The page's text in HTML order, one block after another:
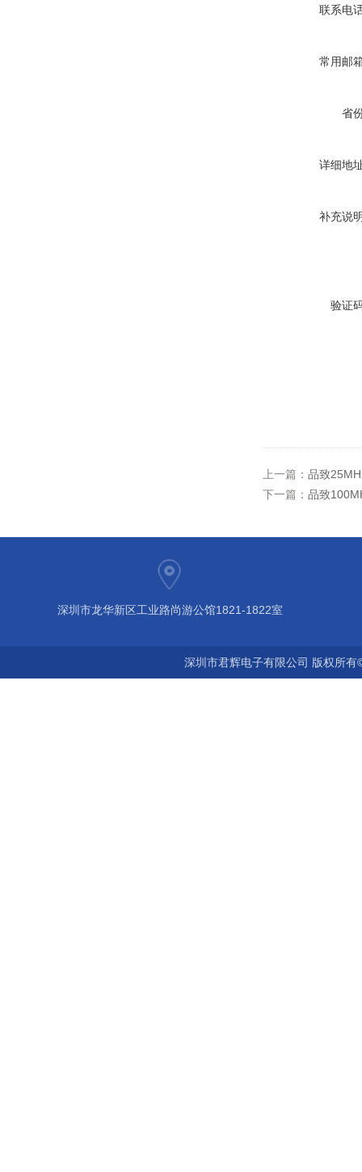
联系电
常用邮
省
详细地
补充说
验证
上一篇： 品致
下一篇： 品致
深圳市龙华新区工业路尚游公馆1821-1822室
深圳市君辉电子有限公司 版权所